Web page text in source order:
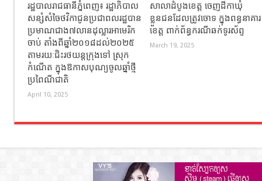
រដ្ឋបាលរាជធានីភ្នំពេញ៖ រដ្ឋាភិបាល
សន្សំសំចៃថវិកាជូនប្រជាពលរដ្ឋបាន
ប្រមាណជាង៧លានដុល្លារអាមេរិក
ចាប់ តាំងពីឆ្នាំ២០១៨ដល់២០២៥
តាមរយៈជិះរថយន្ដក្រុងទៅ ស្រុក
កំណើត ក្នុងឱកាសបុណ្យចូលឆ្នាំថ្មី
ប្រពៃណីជាតិ
April 10, 2025
សាលាដំបូងខេត្ត ចេញដីកាឃុំ
ខ្លួនជនដែលត្រូវចោទ ក្នុងពន្ធនាគារ
ខេត្ត ពាក់ព័ន្ធករណីឆក់ទូរស័ព្ទ
March 19, 2025